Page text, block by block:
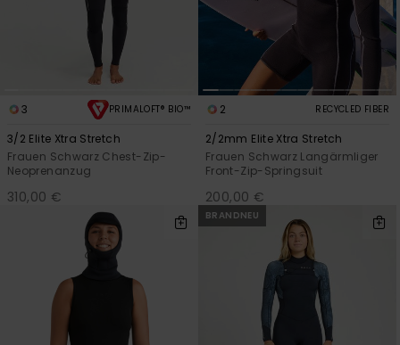
3 PRIMALOFT® BIO™
3/2 Elite Xtra Stretch
Frauen Schwarz Chest-Zip-
Neoprenanzug
310,00 €
2 RECYCLED FIBER
2/2mm Elite Xtra Stretch
Frauen Schwarz Langärmliger
Front-Zip-Springsuit
200,00 €
BRANDNEU